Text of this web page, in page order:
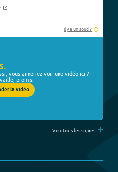
Il y a un souci ?
vous aimeriez voir une vidéo ici ?
promis.
la vidéo
Voir tous les signes +